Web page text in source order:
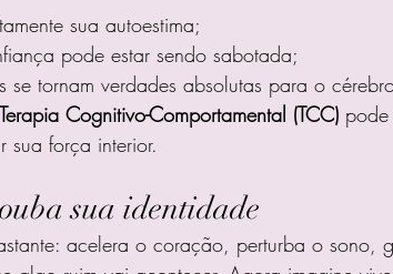
sua autoestima;
pode estar sendo sabotada;
se tornam verdades absolutas para o
Cognitivo-Comportamental (TCC)
sua força interior.
sua identidade
acelera o coração, perturba o sono,